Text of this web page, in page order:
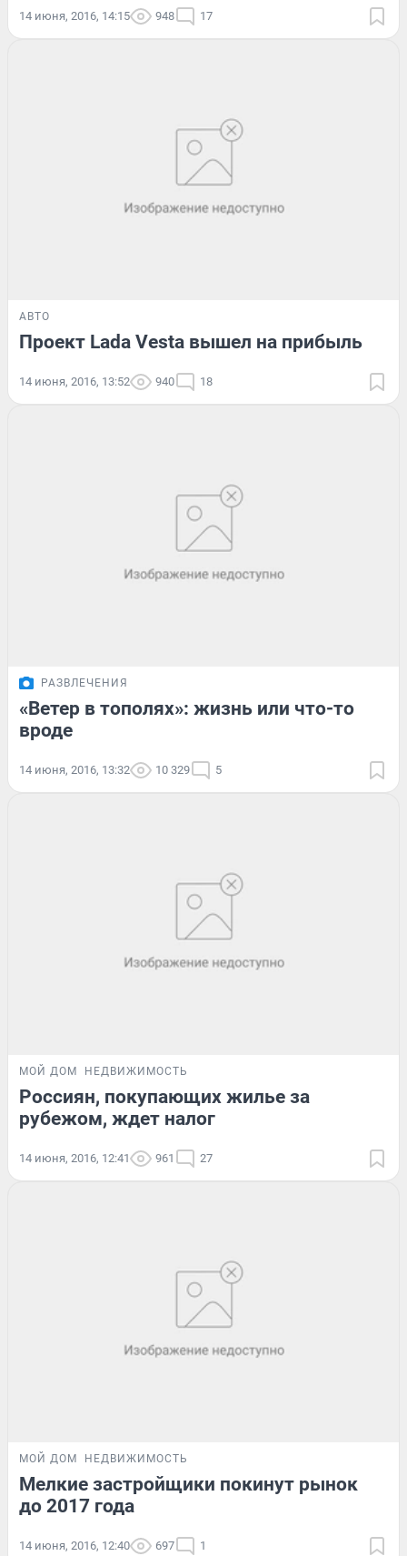
14 июня, 2016, 14:15 948 17
АВТО
Проект Lada Vesta вышел на прибыль
14 июня, 2016, 13:52 940 18
РАЗВЛЕЧЕНИЯ
«Ветер в тополях»: жизнь или что-то
вроде
14 июня, 2016, 13:32 10 329 5
МОЙ ДОМ НЕДВИЖИМОСТЬ
Россиян, покупающих жилье за
рубежом, ждет налог
14 июня, 2016, 12:41 961 27
МОЙ ДОМ НЕДВИЖИМОСТЬ
Мелкие застройщики покинут рынок
до 2017 года
14 июня, 2016, 12:40 697 1